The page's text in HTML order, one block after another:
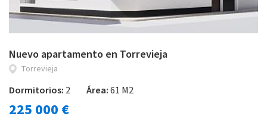
Nuevo apartamento en Torrevieja
Torrevieja
Dormitorios: 2 Área:61 M2
225 000 €